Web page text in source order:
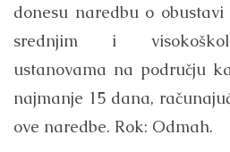
donesu naredbu o
srednjim i
ustanovama na području
najmanje 15 dana,
ove naredbe. Rok: Odmah.